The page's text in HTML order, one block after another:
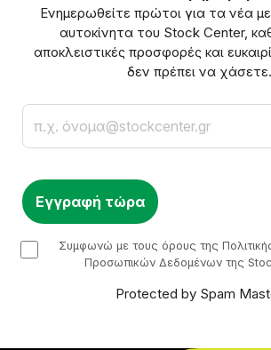
Ενημερωθείτε πρώτοι για τα νέα
αυτοκίνητα του Stock Center,
αποκλειστικές προσφορές και
δεν πρέπει να χάσετε.
checkbox
Συμφωνώ με τους όρους της
Προσωπικών Δεδομένων της
Protected by Spam